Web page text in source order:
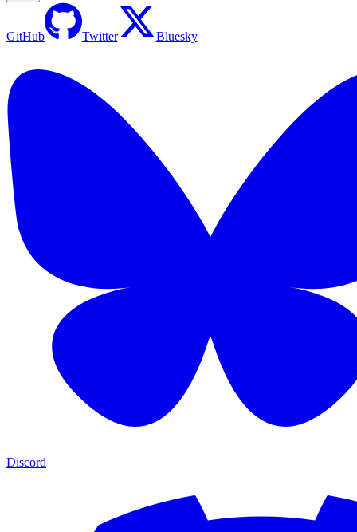
GitHub Twitter Bluesky
Discord